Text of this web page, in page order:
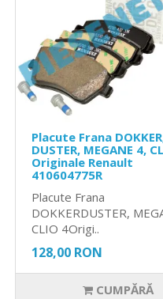
Placute Frana
DUSTER, MEGANE 4,
Originale Renault
410604775R
Placute Frana
DOKKERDUSTER,
CLIO 4Origi..
128,00 RON
CUMPĂRĂ